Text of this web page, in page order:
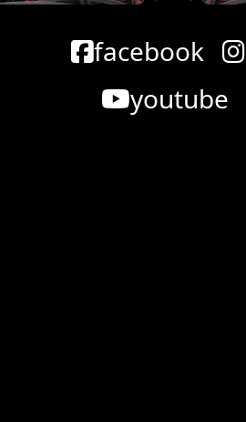
facebook
youtube